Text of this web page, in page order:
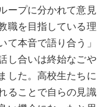
ープに分かれて意見
職を目指している理
て本音で語り合う」
し合いは終始なごや
した。高校生たちに
ることで自らの見識